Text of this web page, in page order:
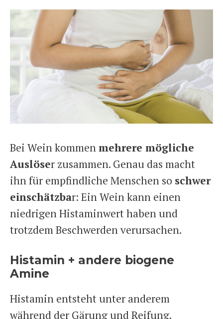
Bei Wein kommenmehrere mögliche
Auslöser zusammen. Genau das macht
ihn für empfindliche Menschen so schwer
einschätzbar: Ein Wein kann einen
niedrigen Histaminwert haben und
trotzdem Beschwerden verursachen.
Histamin + andere biogene
Amine
Histamin entsteht unter anderem
während der Gärung und Reifung.